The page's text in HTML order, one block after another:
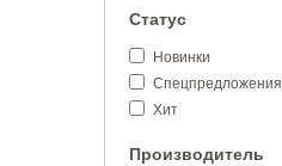
Статус
Новинки
Спецпредложения
Хит
Производитель